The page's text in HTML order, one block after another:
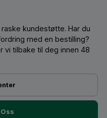
kundestøtte. Har du
med en bestilling?
vi tilbake til deg innen 48